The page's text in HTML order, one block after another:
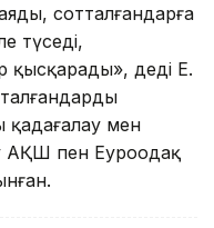
сотталғандарға
түседі,
қысқарады», деді Е.
қадағалау мен
АҚШ пен Еуроодақ